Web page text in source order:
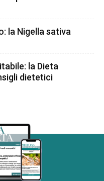
la Nigella sativa
la Dieta
dietetici